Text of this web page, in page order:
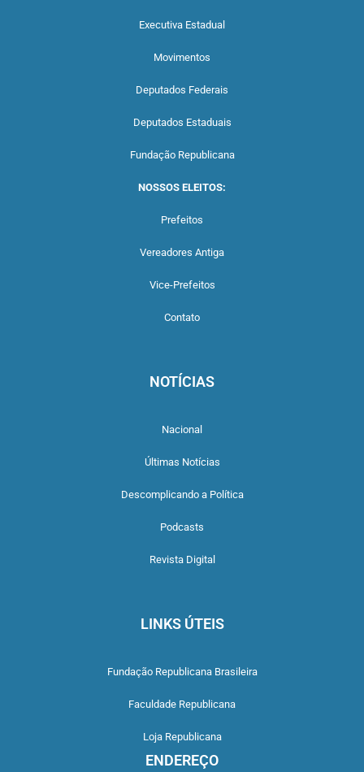
Executiva Estadual
Movimentos
Deputados Federais
Deputados Estaduais
Fundação Republicana
NOSSOS ELEITOS:
Prefeitos
Vereadores Antiga
Vice-Prefeitos
Contato
NOTÍCIAS
Nacional
Últimas Notícias
Descomplicando a Política
Podcasts
Revista Digital
LINKS ÚTEIS
Fundação Republicana Brasileira
Faculdade Republicana
Loja Republicana
ENDEREÇO